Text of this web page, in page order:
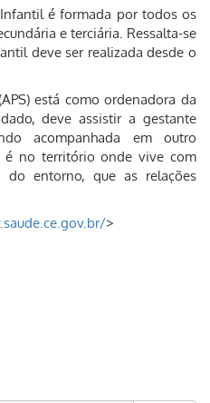
é formada por todos os
e terciária. Ressalta-se
deve ser realizada desde o
está como ordenadora da
deve assistir a gestante
acompanhada em outro
é no território onde vive com
do entorno, que as relações
>